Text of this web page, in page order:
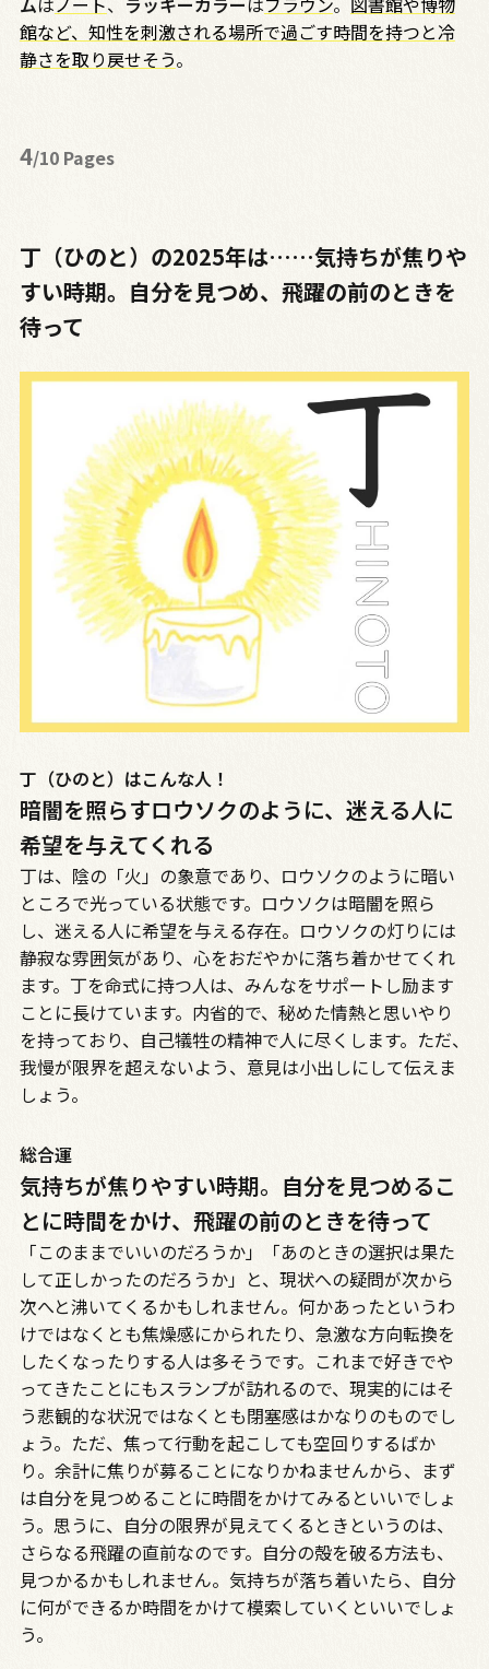
館など、知性を刺激される場所で過ごす時間を持つと冷
静さを取り戻せそう。
4/10 Pages
丁（ひのと）の2025年は……気持ちが焦りや
すい時期。自分を見つめ、飛躍の前のときを
待って
丁（ひのと）はこんな人！
暗闇を照らすロウソクのように、迷える人に
希望を与えてくれる
丁は、陰の「火」の象意であり、ロウソクのように暗い
ところで光っている状態です。ロウソクは暗闇を照ら
し、迷える人に希望を与える存在。ロウソクの灯りには
静寂な雰囲気があり、心をおだやかに落ち着かせてくれ
ます。丁を命式に持つ人は、みんなをサポートし励ます
ことに長けています。内省的で、秘めた情熱と思いやり
を持っており、自己犠牲の精神で人に尽くします。ただ、
我慢が限界を超えないよう、意見は小出しにして伝えま
しょう。
総合運
気持ちが焦りやすい時期。自分を見つめるこ
とに時間をかけ、飛躍の前のときを待って
「このままでいいのだろうか」「あのときの選択は果た
して正しかったのだろうか」と、現状への疑問が次から
次へと沸いてくるかもしれません。何かあったというわ
けではなくとも焦燥感にかられたり、急激な方向転換を
したくなったりする人は多そうです。これまで好きでや
ってきたことにもスランプが訪れるので、現実的にはそ
う悲観的な状況ではなくとも閉塞感はかなりのものでし
ょう。ただ、焦って行動を起こしても空回りするばか
り。余計に焦りが募ることになりかねませんから、まず
は自分を見つめることに時間をかけてみるといいでしょ
う。思うに、自分の限界が見えてくるときというのは、
さらなる飛躍の直前なのです。自分の殻を破る方法も、
見つかるかもしれません。気持ちが落ち着いたら、自分
に何ができるか時間をかけて模索していくといいでしょ
う。